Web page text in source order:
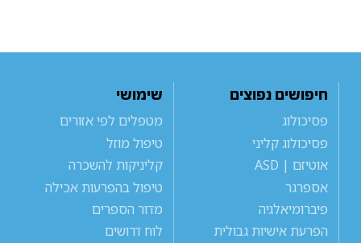
חיפושים נפוצים
פסיכולוג
פסיכולוג קליני
אוטיזם | ASD
אספרגר
פיברומיאלגיה
הפרעת אישיות גבולית
שימושי
מטפלים לפי אזורים
טיפול מוזל
קליניקות להשכרה
טיפול בהפרעות אכילה
מדור הספרים
לוח דרושים